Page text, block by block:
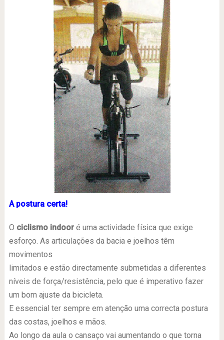
A postura certa!
O ciclismo indooré uma actividade física que exige
esforço. As articulações da bacia e joelhos têm
movimentos
limitados e estão directamente submetidas a diferentes
níveis de força/resistência, pelo que é imperativo fazer
um bom ajuste da bicicleta.
E essencial ter sempre em atenção uma correcta postura
das costas, joelhos e mãos.
Ao longo da aula o cansaço vai aumentando o que torna